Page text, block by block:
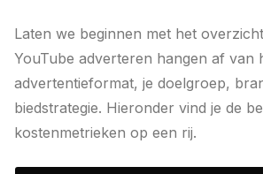
Laten we beginnen met het
YouTube adverteren hangen af van
advertentieformat, je doelgroep,
biedstrategie. Hieronder vind je de
kostenmetrieken op een rij.